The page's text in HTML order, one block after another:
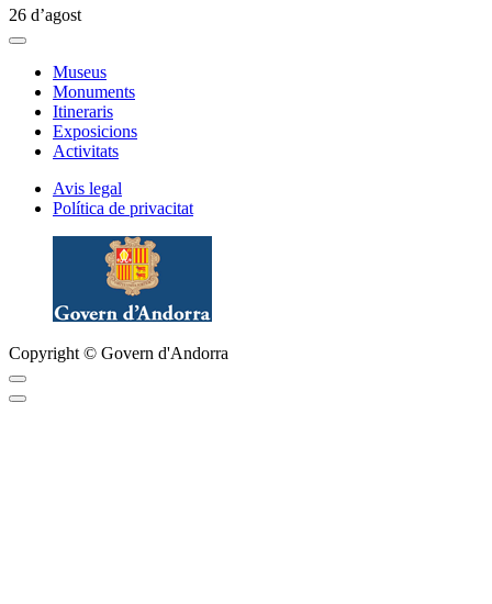
26 d’agost
Museus
Monuments
Itineraris
Exposicions
Activitats
Avis legal
Política de privacitat
Copyright © Govern d'Andorra